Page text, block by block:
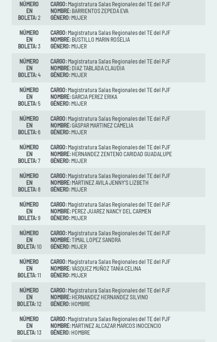
NÚMERO
EN
BOLETA:2
CARGO: Magistratura Salas Regionales del TE del PJF
NOMBRE: BARRIENTOS ZEPEDA EVA
GÉNERO: MUJER
NÚMERO
EN
BOLETA:3
CARGO: Magistratura Salas Regionales del TE del PJF
NOMBRE: BUSTILLO MARIN ROSELIA
GÉNERO: MUJER
NÚMERO
EN
BOLETA:4
CARGO: Magistratura Salas Regionales del TE del PJF
NOMBRE: DIAZ TABLADA CLAUDIA
GÉNERO: MUJER
NÚMERO
EN
BOLETA:5
CARGO: Magistratura Salas Regionales del TE del PJF
NOMBRE:GARCIA PEREZ ERIKA
GÉNERO: MUJER
NÚMERO
EN
BOLETA:6
CARGO: Magistratura Salas Regionales del TE del PJF
NOMBRE:GASPAR MARTINEZ CAMELIA
GÉNERO: MUJER
NÚMERO
EN
BOLETA:7
CARGO: Magistratura Salas Regionales del TE del PJF
NOMBRE: HERNANDEZ ZENTENO CARIDAD GUADALUPE
GÉNERO: MUJER
NÚMERO
EN
BOLETA:8
CARGO: Magistratura Salas Regionales del TE del PJF
NOMBRE: MARTINEZ AVILA JENNY'S LIZBETH
GÉNERO: MUJER
NÚMERO
EN
BOLETA:9
CARGO: Magistratura Salas Regionales del TE del PJF
NOMBRE:PEREZ JUAREZ NANCY DEL CARMEN
GÉNERO: MUJER
NÚMERO
EN
BOLETA:10
CARGO: Magistratura Salas Regionales del TE del PJF
NOMBRE:TIMAL LOPEZ SANDRA
GÉNERO: MUJER
NÚMERO
EN
BOLETA:11
CARGO: Magistratura Salas Regionales del TE del PJF
NOMBRE:VASQUEZ MUÑOZ TANIA CELINA
GÉNERO: MUJER
NÚMERO
EN
BOLETA:12
CARGO: Magistratura Salas Regionales del TE del PJF
NOMBRE: HERNANDEZ HERNANDEZ SILVINO
GÉNERO: HOMBRE
NÚMERO
EN
BOLETA:13
CARGO: Magistratura Salas Regionales del TE del PJF
NOMBRE: MARTINEZ ALCAZAR MARCOS INOCENCIO
GÉNERO: HOMBRE